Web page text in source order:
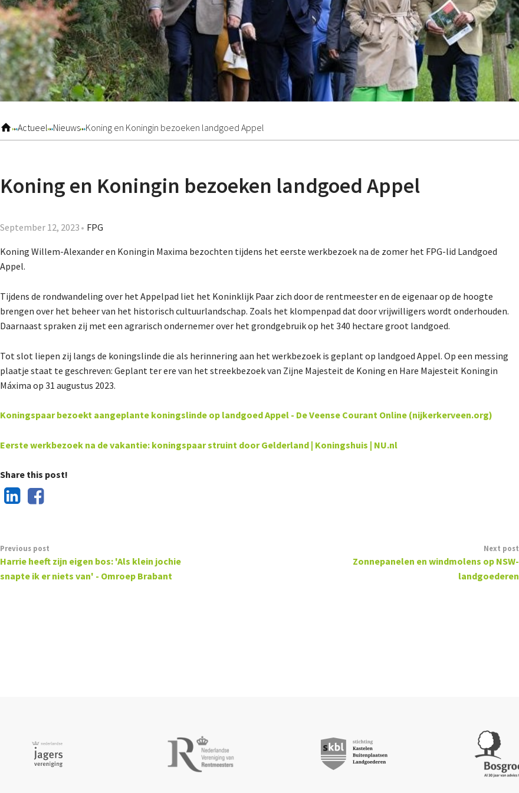
Actueel Nieuws Koning en Koningin bezoeken landgoed Appel
Koning en Koningin bezoeken landgoed Appel
September 12, 2023 FPG
Koning Willem-Alexander en Koningin Maxima bezochten tijdens het eerste werkbezoek na de zomer het FPG-lid Landgoed
Appel.
Tijdens de rondwandeling over het Appelpad liet het Koninklijk Paar zich door de rentmeester en de eigenaar op de hoogte
brengen over het beheer van het historisch cultuurlandschap. Zoals het klompenpad dat door vrijwilligers wordt onderhouden.
Daarnaast spraken zij met een agrarisch ondernemer over het grondgebruik op het 340 hectare groot landgoed.
Tot slot liepen zij langs de koningslinde die als herinnering aan het werkbezoek is geplant op landgoed Appel. Op een messing
plaatje staat te geschreven: Geplant ter ere van het streekbezoek van Zijne Majesteit de Koning en Hare Majesteit Koningin
Máxima op 31 augustus 2023.
Koningspaar bezoekt aangeplante koningslinde op landgoed Appel - De Veense Courant Online (nijkerkerveen.org)
Eerste werkbezoek na de vakantie: koningspaar struint door Gelderland | Koningshuis | NU.nl
Share this post!
Previous post
Harrie heeft zijn eigen bos: 'Als klein jochie
snapte ik er niets van' - Omroep Brabant
Next post
Zonnepanelen en windmolens op NSW-
landgoederen